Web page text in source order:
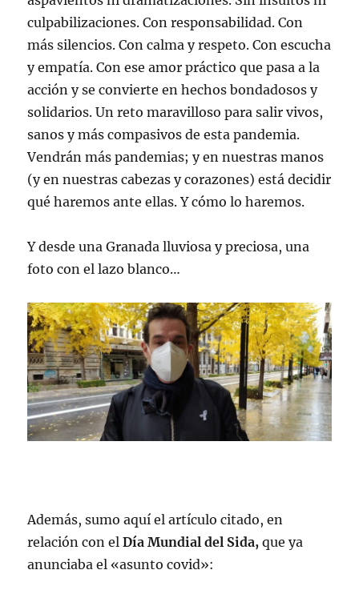
culpabilizaciones. Con responsabilidad. Con
más silencios. Con calma y respeto. Con escucha
y empatía. Con ese amor práctico que pasa a la
acción y se convierte en hechos bondadosos y
solidarios. Un reto maravilloso para salir vivos,
sanos y más compasivos de esta pandemia.
Vendrán más pandemias; y en nuestras manos
(y en nuestras cabezas y corazones) está decidir
qué haremos ante ellas. Y cómo lo haremos.
Y desde una Granada lluviosa y preciosa, una
foto con el lazo blanco…
Además, sumo aquí el artículo citado, en
relación con elDía Mundial del Sida, que ya
anunciaba el «asunto covid»: